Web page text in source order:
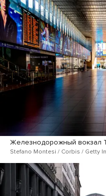
Железнодорожный вокзал
Stefano Montesi / Corbis / Getty